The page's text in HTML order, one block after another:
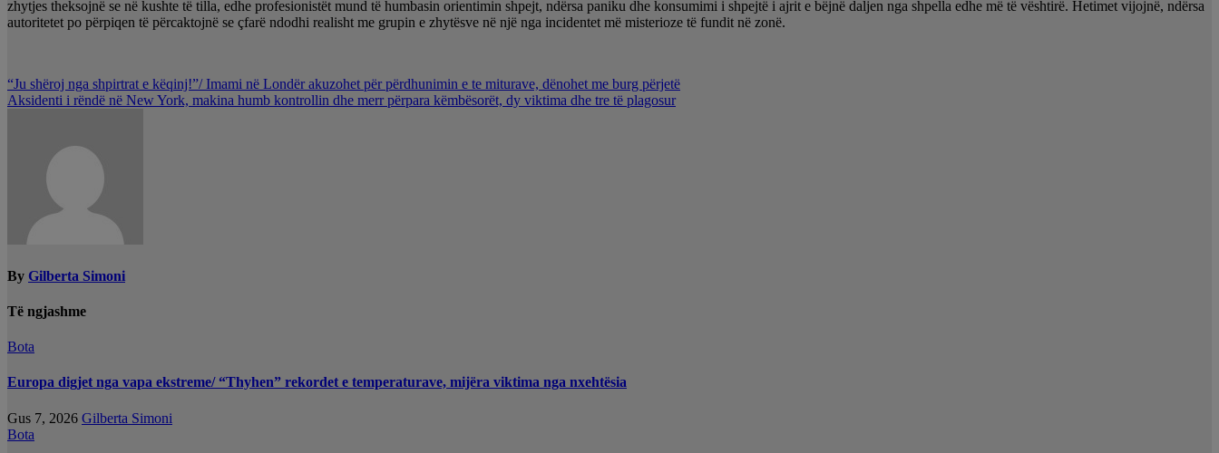
zhytjes theksojnë se në kushte të tilla, edhe profesionistët mund të humbasin orientimin shpejt, ndërsa paniku dhe konsumimi i shpejtë i ajrit e bëjnë daljen nga shpella edhe më të vështirë. Hetimet vijojnë, ndërsa
autoritetet po përpiqen të përcaktojnë se çfarë ndodhi realisht me grupin e zhytësve në një nga incidentet më misterioze të fundit në zonë.
Lëvizje
te
“Ju shëroj nga shpirtrat e këqinj!”/ Imami në Londër akuzohet për përdhunimin e te miturave, dënohet me burg përjetë
Aksidenti i rëndë në New York, makina humb kontrollin dhe merr përpara këmbësorët, dy viktima dhe tre të plagosur
By Gilberta Simoni
Të ngjashme
Bota
Europa digjet nga vapa ekstreme/ “Thyhen” rekordet e temperaturave, mijëra viktima nga nxehtësia
Gus 7, 2026 Gilberta Simoni
Bota